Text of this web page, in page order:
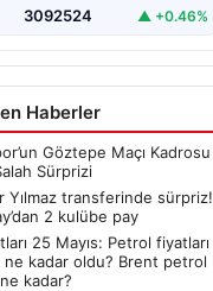
3092524 ▲ +0.46%
Haberler
Göztepe Maçı Kadrosu
Sürprizi
Yılmaz transferinde sürpriz!
2 kulübe pay
25 Mayıs: Petrol fiyatları
kadar oldu? Brent petrol
kadar?